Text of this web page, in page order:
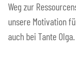
Weg zur
unsere Motivation
auch bei Tante Olga.